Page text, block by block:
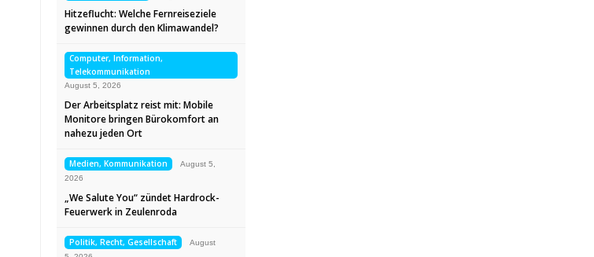
Hitzeflucht: Welche Fernreiseziele
gewinnen durch den Klimawandel?
Computer, Information,
Telekommunikation
August 5, 2026
Der Arbeitsplatz reist mit: Mobile
Monitore bringen Bürokomfort an
nahezu jeden Ort
Medien, Kommunikation
August 5,
2026
„We Salute You“ zündet Hardrock-
Feuerwerk in Zeulenroda
Politik, Recht, Gesellschaft
August